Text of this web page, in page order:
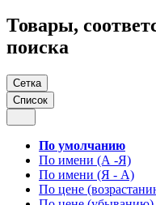
Товары,
поиска
Сетка
Список
По умолчанию
По имени (А -Я)
По имени (Я - А)
По цене